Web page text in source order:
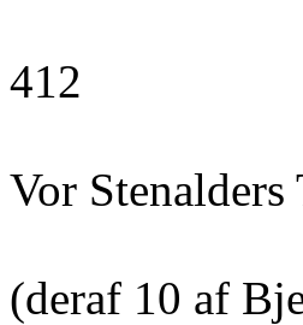
412
Vor
(deraf 10 af